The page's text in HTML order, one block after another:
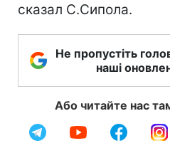
сказал С.Сипола.
Не пропустіть
наші
Або читайте нас